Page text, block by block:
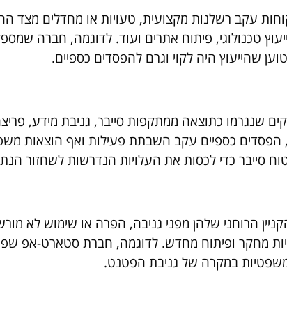
עקב רשלנות מקצועית, טעויות או מחדלים מצד
טכנולוגי, פיתוח אתרים ועוד. לדוגמה, חברה
שהייעוץ היה לקוי וגרם להפסדים כספיים.
שנגרמו כתוצאה ממתקפות סייבר, גניבת מידע,
הפסדים כספיים עקב השבתת פעילות ואף הוצאות
סייבר כדי לכסות את העלויות הנדרשות לשחזור
הרוחני שלהן מפני גניבה, הפרה או שימוש לא
מחקר ופיתוח מחדש. לדוגמה, חברת סטארט-
במקרה של גניבת הפטנט.